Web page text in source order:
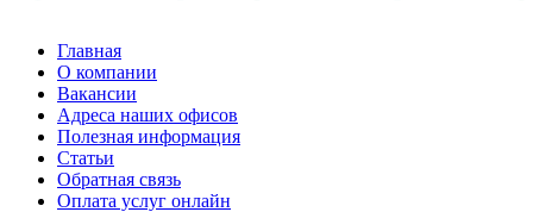
Главная
О компании
Вакансии
Адреса наших офисов
Полезная информация
Статьи
Обратная связь
Оплата услуг онлайн